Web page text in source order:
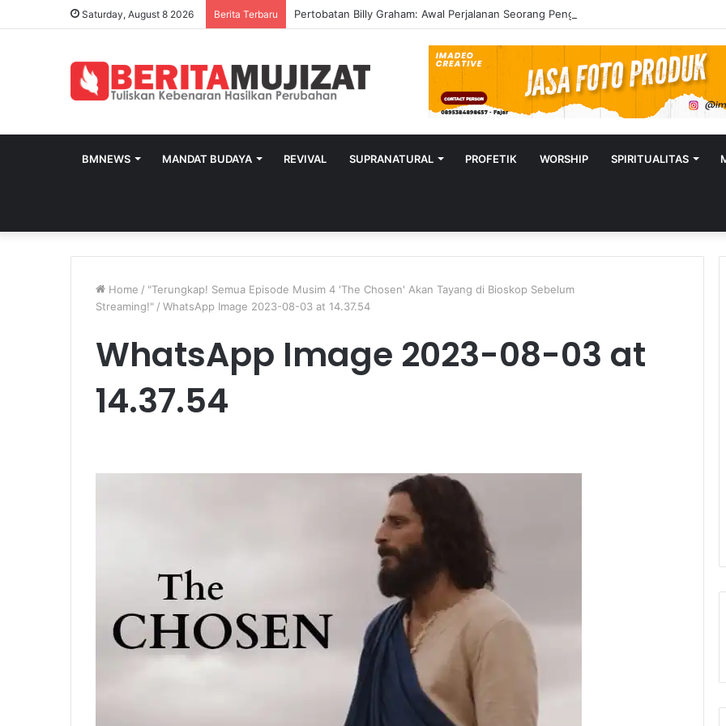
Saturday, August 8 2026 Berita Terbaru Pertobatan Billy Graham: Awal Perjalanan Seorang Penginjil Dunia
BMNEWS MANDAT BUDAYA REVIVAL SUPRANATURAL PROFETIK WORSHIP SPIRITUALITAS
Home / "Terungkap! Semua Episode Musim 4 'The Chosen' Akan Tayang di Bioskop Sebelum
Streaming!" / WhatsApp Image 2023-08-03 at 14.37.54
WhatsApp Image 2023-08-03 at
14.37.54